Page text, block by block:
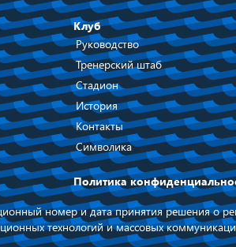
Клуб
Руководство
Тренерский штаб
Стадион
История
Контакты
Символика
Политика
номер и дата принятия решения о
технологий и массовых